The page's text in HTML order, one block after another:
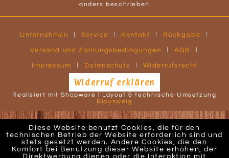
anders beschrieben
Unternehmen Service Kontakt Rückgabe
Versand und Zahlungsbedingungen AGB
Impressum Datenschutz Widerrufsrecht
Widerruf erklären
Realisiert mit Shopware | Layout & technische Umsetzung
Blauzweig
Diese Website benutzt Cookies, die für den
technischen Betrieb der Website erforderlich sind und
stets gesetzt werden. Andere Cookies, die den
Komfort bei Benutzung dieser Website erhöhen, der
Direktwerbung dienen oder die Interaktion mit